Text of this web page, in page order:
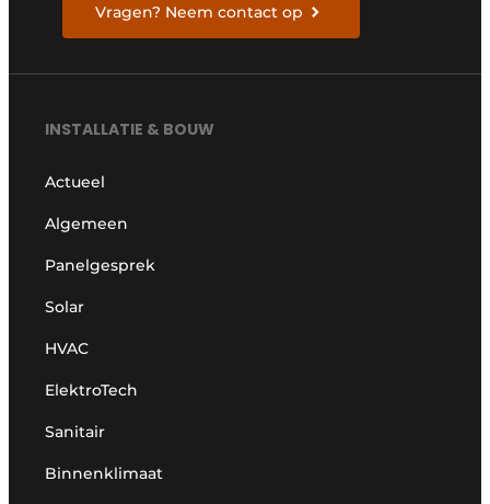
Vragen? Neem contact op
INSTALLATIE & BOUW
Actueel
Algemeen
Panelgesprek
Solar
HVAC
ElektroTech
Sanitair
Binnenklimaat